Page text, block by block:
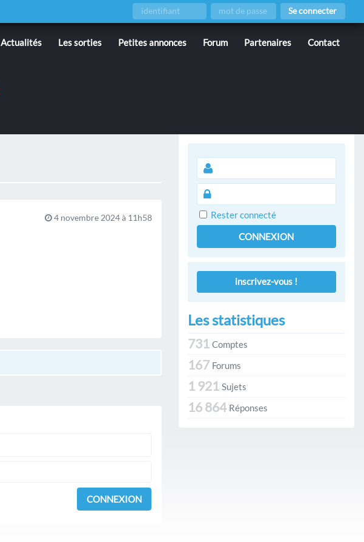
Se connecter
Actualités Les sorties Petites annonces Forum Partenaires Contact
4 novembre 2024 à 11h58
CONNEXION
Rester connecté
CONNEXION
inscrivez-vous !
Les statistiques
731 Comptes
167 Forums
1 921 Sujets
16 864 Réponses